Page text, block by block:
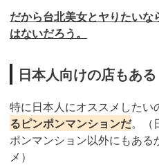
だから台北美女とヤりたい
はないだろう。
日本人向けの店もある
特に日本人にオススメしたい
るピンポンマンションだ。（
ポンマンション以外にもある
メ）